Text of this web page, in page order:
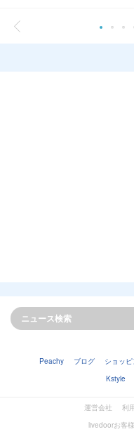
Peachy ブログ ショッ
Kstyle
運営会社 利
livedoorお客